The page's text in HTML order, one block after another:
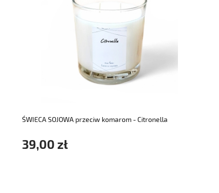
ŚWIECA SOJOWA przeciw komarom - Citronella
39,00 zł
do koszyka